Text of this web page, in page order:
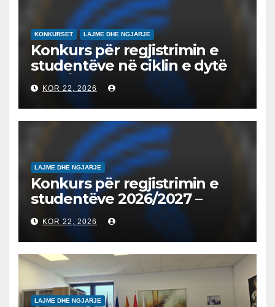
QYTETARINË GLOBALE
KONKURSET LAJME DHE NGJARJE
Konkurs për regjistrimin e
studentëve në ciklin e dytë
2026/2027 – Конкурс за
запишување на студенти
на втор циклус студии за
2026/2027
KOR 22, 2026
LAJME DHE NGJARJE
Konkurs për regjistrimin e
studentëve 2026/2027 –
Конкурс за запишување на
студенти за 2026/2027
KOR 22, 2026
LAJME DHE NGJARJE